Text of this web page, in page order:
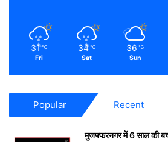
31 ℃
Fri
34 ℃
Sat
36 ℃
Sun
Popular Recent
मुजफ्फरनगर में 6 साल की